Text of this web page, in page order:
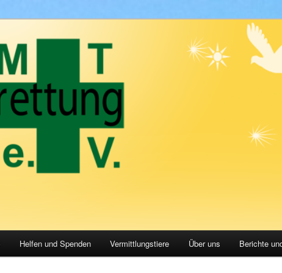
Helfen und Spenden Vermittlungstiere Über uns Berichte